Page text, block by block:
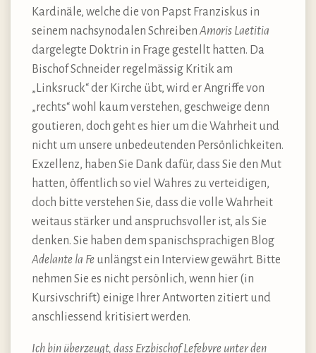
Kardinäle, welche die von Papst Franziskus in
seinem nachsynodalen Schreiben Amoris Laetitia
dargelegte Doktrin in Frage gestellt hatten. Da
Bischof Schneider regelmässig Kritik am
„Linksruck“ der Kirche übt, wird er Angriffe von
„rechts“ wohl kaum verstehen, geschweige denn
goutieren, doch geht es hier um die Wahrheit und
nicht um unsere unbedeutenden Persönlichkeiten.
Exzellenz, haben Sie Dank dafür, dass Sie den Mut
hatten, öffentlich so viel Wahres zu verteidigen,
doch bitte verstehen Sie, dass die volle Wahrheit
weitaus stärker und anspruchsvoller ist, als Sie
denken. Sie haben dem spanischsprachigen Blog
Adelante la Fe unlängst ein Interview gewährt. Bitte
nehmen Sie es nicht persönlich, wenn hier (in
Kursivschrift) einige Ihrer Antworten zitiert und
anschliessend kritisiert werden.
Ich bin überzeugt, dass Erzbischof Lefebvre unter den